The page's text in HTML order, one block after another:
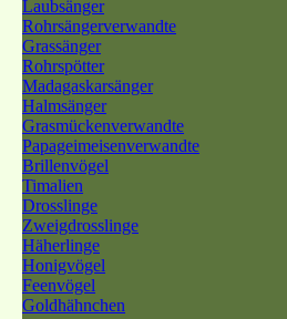
Laubsänger
Rohrsängerverwandte
Grassänger
Rohrspötter
Madagaskarsänger
Halmsänger
Grasmückenverwandte
Papageimeisenverwandte
Brillenvögel
Timalien
Drosslinge
Zweigdrosslinge
Häherlinge
Honigvögel
Feenvögel
Goldhähnchen